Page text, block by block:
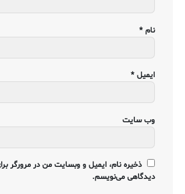
نام *
ایمیل *
وب‌ سایت
ذخیره نام، ایمیل و وبسایت من در مرورگر
دیدگاهی می‌نویسم.